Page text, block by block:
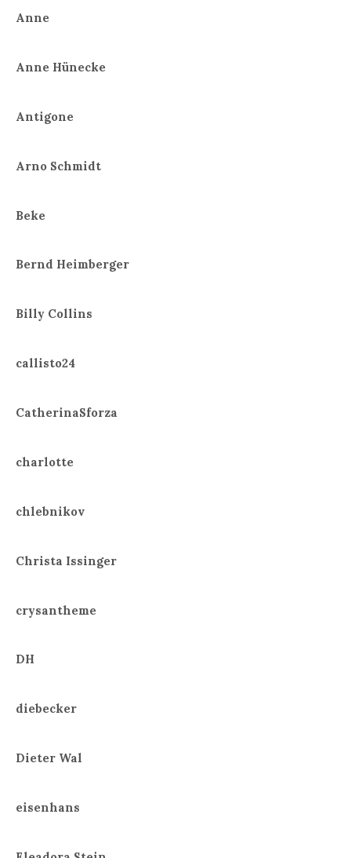
Anne
Anne Hünecke
Antigone
Arno Schmidt
Beke
Bernd Heimberger
Billy Collins
callisto24
CatherinaSforza
charlotte
chlebnikov
Christa Issinger
crysantheme
DH
diebecker
Dieter Wal
eisenhans